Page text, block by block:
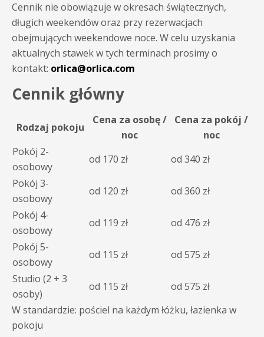
Cennik nie obowiązuje w okresach świątecznych,
długich weekendów oraz przy rezerwacjach
obejmujących weekendowe noce. W celu uzyskania
aktualnych stawek w tych terminach prosimy o
kontakt: orlica@orlica.com
Cennik główny
Rodzaj pokoju
Cena za osobę /
noc
Cena za pokój /
noc
Pokój 2-
osobowy
od 170 zł
od 340 zł
Pokój 3-
osobowy
od 120 zł
od 360 zł
Pokój 4-
osobowy
od 119 zł
od 476 zł
Pokój 5-
osobowy
od 115 zł
od 575 zł
Studio (2 + 3
osoby)
od 115 zł
od 575 zł
W standardzie: pościel na każdym łóżku, łazienka w
pokoju